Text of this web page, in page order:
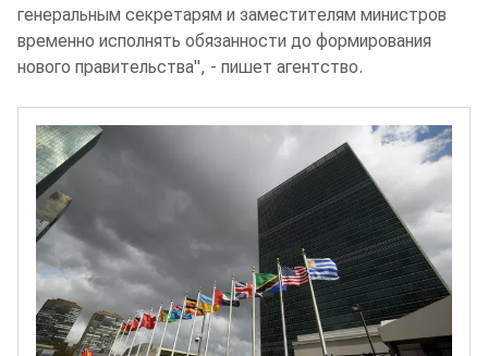
генеральным секретарям и заместителям министров
временно исполнять обязанности до формирования
нового правительства", - пишет агентство.